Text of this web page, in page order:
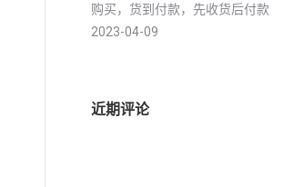
购买，货到付款，先收货后付款
2023-04-09
近期评论